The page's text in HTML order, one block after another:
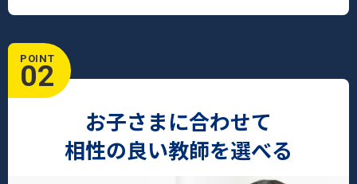
POINT
02
お子さまに合わせて
相性の良い教師を選べる